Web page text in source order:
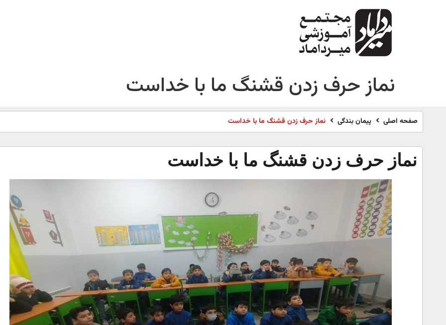
نماز حرف زدن قشنگ ما با خداست
صفحه اصلی پیمان بندگی نماز حرف زدن قشنگ ما با خداست
نماز حرف زدن قشنگ ما با خداست